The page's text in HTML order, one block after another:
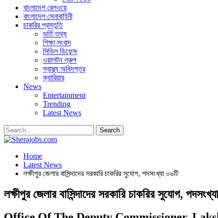
বাংলাদেশ রেলওয়ে
বাংলাদেশ সেনাবাহিনী
চাকরির প্রস্তুতি
ভর্তি তথ্য
শিক্ষা সংবাদ
সিভিল ডিফেন্স
ওয়ালটন গ্রুপ
স্বাস্থ্য অধিদপ্তর
ক্যারিয়ার
News
Entertainment
Trending
Latest News
Home
Latest News
লক্ষীপুর জেলার বাসিন্দাদের সরকারি চাকরির সুযোগ, পদসংখ্যা ০৬টি
লক্ষীপুর জেলার বাসিন্দাদের সরকারি চাকরির সুযোগ,